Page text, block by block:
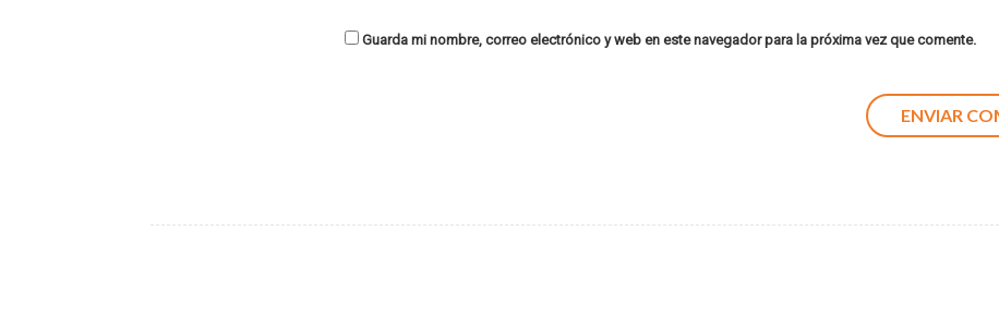
Guarda mi nombre, correo electrónico y web en este navegador para la próxima vez que comente.